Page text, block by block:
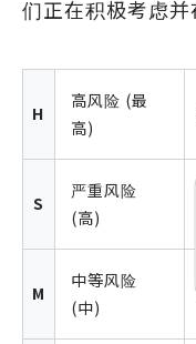
们正在积极考虑并
H
高风险 (最
高)
S
严重风险
(高)
M
中等风险
(中)